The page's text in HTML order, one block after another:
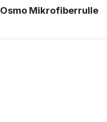
Osmo Mikrofiberrulle